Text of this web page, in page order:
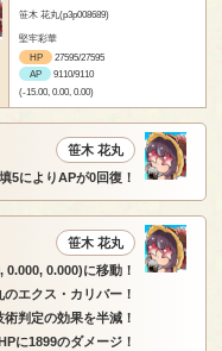
笹木 花丸(p3p008689)
堅牢彩華
HP
27595/27595
AP
9110/9110
(-15.00, 0.00, 0.00)
笹木 花丸
5によりAPが0回復！
笹木 花丸
0.000, 0.000)に移動！
のエクス・カリバー！
判定の効果を半減！
に1899のダメージ！